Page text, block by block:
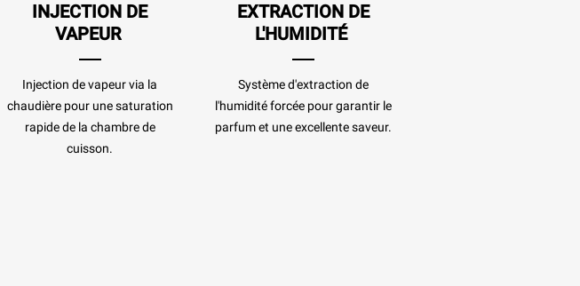
INJECTION DE
VAPEUR
Injection de vapeur via la
chaudière pour une saturation
rapide de la chambre de
cuisson.
EXTRACTION DE
L'HUMIDITÉ
Système d'extraction de
l'humidité forcée pour garantir le
parfum et une excellente saveur.